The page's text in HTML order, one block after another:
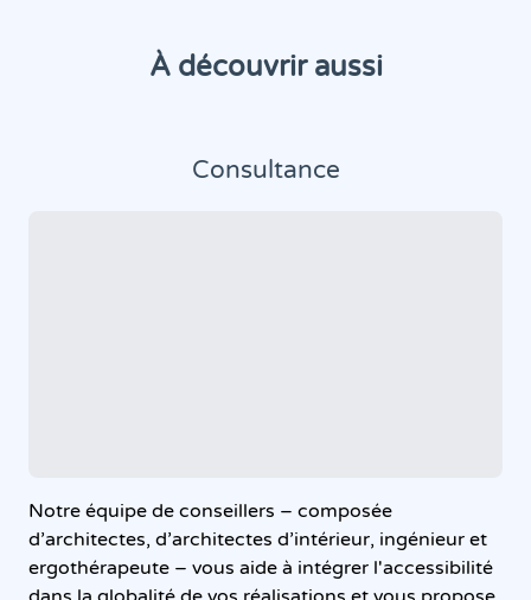
À découvrir aussi
Consultance
Notre équipe de conseillers – composée
d’architectes, d’architectes d’intérieur, ingénieur et
ergothérapeute – vous aide à intégrer l'accessibilité